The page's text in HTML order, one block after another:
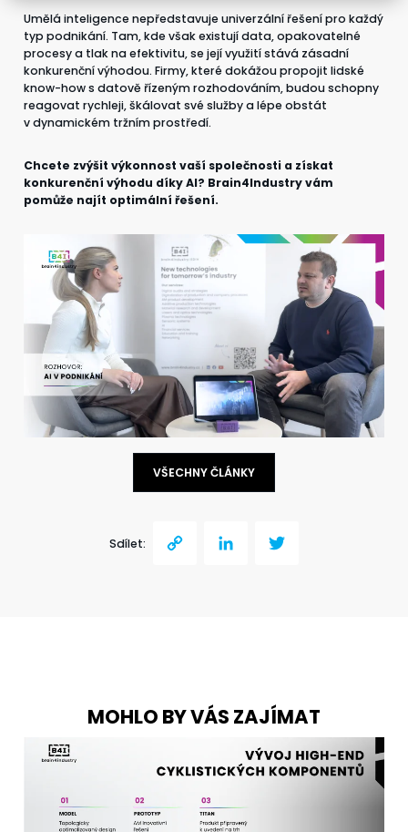
Umělá inteligence nepředstavuje univerzální řešení pro každý
typ podnikání. Tam, kde však existují data, opakovatelné
procesy a tlak na efektivitu, se její využití stává zásadní
konkurenční výhodou. Firmy, které dokážou propojit lidské
know-how s datově řízeným rozhodováním, budou schopny
reagovat rychleji, škálovat své služby a lépe obstát
v dynamickém tržním prostředí.
Chcete zvýšit výkonnost vaší společnosti a získat
konkurenční výhodu díky AI? Brain4Industry vám
pomůže najít optimální řešení.
VŠECHNY ČLÁNKY
Sdílet:
MOHLO BY VÁS ZAJÍMAT